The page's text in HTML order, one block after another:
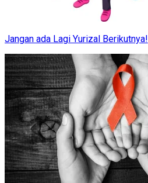
Jangan ada Lagi Yurizal Berikutnya!